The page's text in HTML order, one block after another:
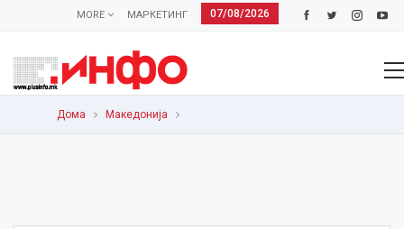
07/08/2026
МАРКЕТИНГ
MORE
Дома Македонија